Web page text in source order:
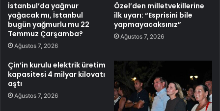
İstanbul’da yağmur
yağacak mı, İstanbul
bugün yağmurlu mu 22
Temmuz Çarşamba?
Ağustos 7, 2026
Özel’den milletvekillerine
ilk uyarı: “Esprisini bile
yapmayacaksınız”
Ağustos 7, 2026
Çin’in kurulu elektrik üretim
kapasitesi 4 milyar kilovatı
aştı
Ağustos 7, 2026